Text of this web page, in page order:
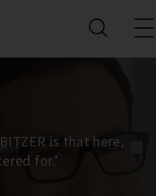
is that here,
for.’